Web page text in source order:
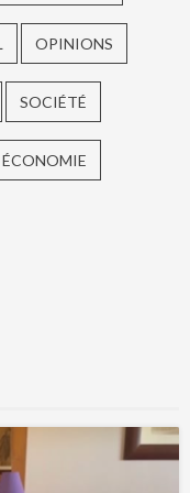
OPINIONS
SOCIÉTÉ
ÉCONOMIE